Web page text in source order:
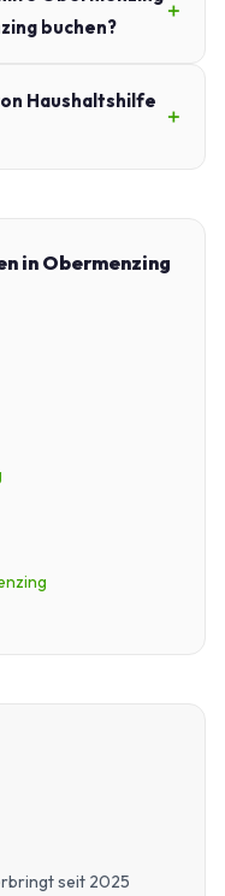
buchen?
Haushaltshilfe
in Obermenzing
seit 2025